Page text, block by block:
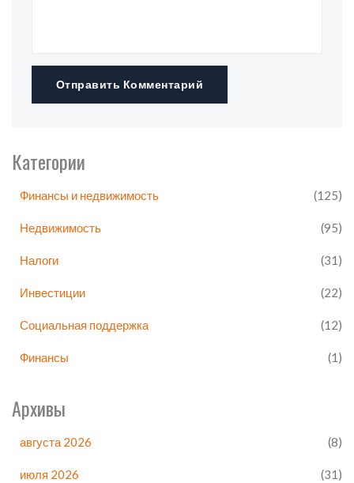
Отправить Комментарий
Категории
Финансы и недвижимость (125)
Недвижимость (95)
Налоги (31)
Инвестиции (22)
Социальная поддержка (12)
Финансы (1)
Архивы
августа 2026 (8)
июля 2026 (31)